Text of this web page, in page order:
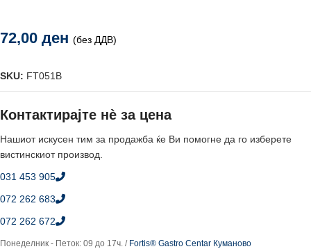
72,00 ден (без ДДВ)
SKU: FT051B
Контактирајте нè за цена
Нашиот искусен тим за продажба ќе Ви помогне да го изберете
вистинскиот производ.
031 453 905
072 262 683
072 262 672
Понеделник - Петок: 09 до 17ч. / Fortis® Gastro Centar Куманово